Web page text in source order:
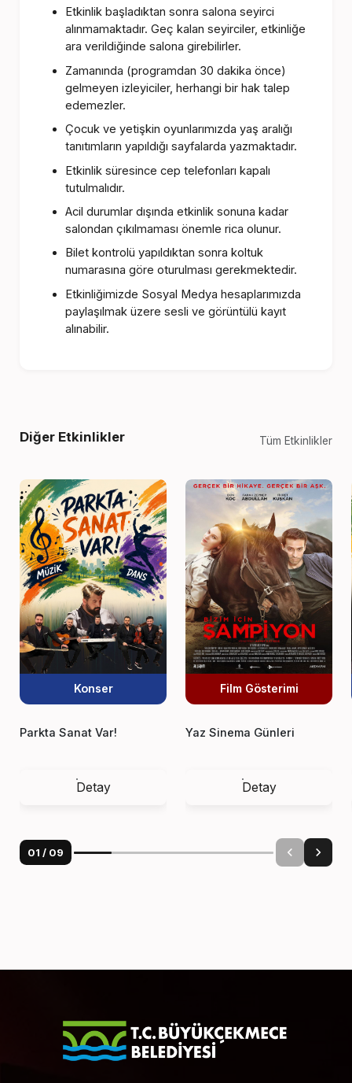
Etkinlik başladıktan sonra salona seyirci
alınmamaktadır. Geç kalan seyirciler, etkinliğe
ara verildiğinde salona girebilirler.
Zamanında (programdan 30 dakika önce)
gelmeyen izleyiciler, herhangi bir hak talep
edemezler.
Çocuk ve yetişkin oyunlarımızda yaş aralığı
tanıtımların yapıldığı sayfalarda yazmaktadır.
Etkinlik süresince cep telefonları kapalı
tutulmalıdır.
Acil durumlar dışında etkinlik sonuna kadar
salondan çıkılmaması önemle rica olunur.
Bilet kontrolü yapıldıktan sonra koltuk
numarasına göre oturulması gerekmektedir.
Etkinliğimizde Sosyal Medya hesaplarımızda
paylaşılmak üzere sesli ve görüntülü kayıt
alınabilir.
Diğer Etkinlikler Tüm Etkinlikler
Konser
Parkta Sanat Var!
Detay
Film Gösterimi
Yaz Sinema Günleri
Detay
01 / 09